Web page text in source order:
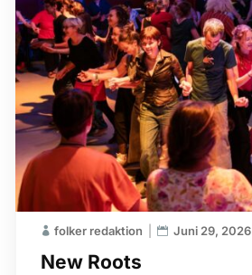
New Roots
folker redaktion Juni 29, 2026